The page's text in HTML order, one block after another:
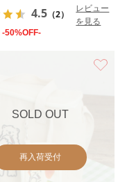
4.5 （2）
レビュー
を見る
-50%OFF-
SOLD OUT
再入荷受付